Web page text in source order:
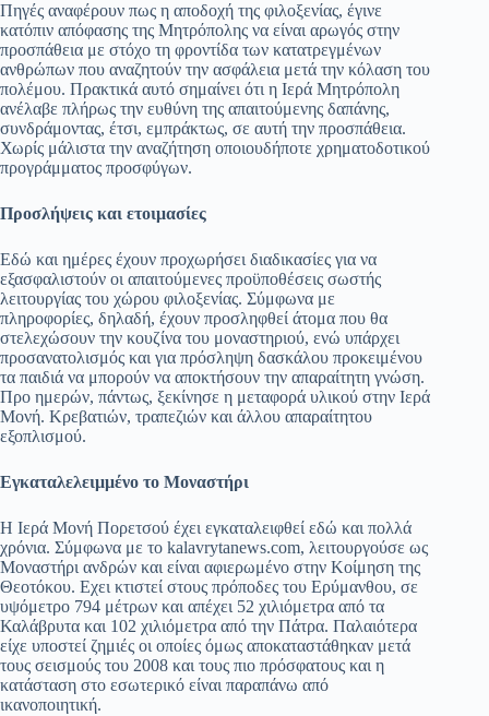
Πηγές αναφέρουν πως η αποδοχή της φιλοξενίας, έγινε
κατόπιν απόφασης της Μητρόπολης να είναι αρωγός στην
προσπάθεια με στόχο τη φροντίδα των κατατρεγμένων
ανθρώπων που αναζητούν την ασφάλεια μετά την κόλαση του
πολέμου. Πρακτικά αυτό σημαίνει ότι η Ιερά Μητρόπολη
ανέλαβε πλήρως την ευθύνη της απαιτούμενης δαπάνης,
συνδράμοντας, έτσι, εμπράκτως, σε αυτή την προσπάθεια.
Χωρίς μάλιστα την αναζήτηση οποιουδήποτε χρηματοδοτικού
προγράμματος προσφύγων.
Προσλήψεις και ετοιμασίες
Εδώ και ημέρες έχουν προχωρήσει διαδικασίες για να
εξασφαλιστούν οι απαιτούμενες προϋποθέσεις σωστής
λειτουργίας του χώρου φιλοξενίας. Σύμφωνα με
πληροφορίες, δηλαδή, έχουν προσληφθεί άτομα που θα
στελεχώσουν την κουζίνα του μοναστηριού, ενώ υπάρχει
προσανατολισμός και για πρόσληψη δασκάλου προκειμένου
τα παιδιά να μπορούν να αποκτήσουν την απαραίτητη γνώση.
Προ ημερών, πάντως, ξεκίνησε η μεταφορά υλικού στην Ιερά
Μονή. Κρεβατιών, τραπεζιών και άλλου απαραίτητου
εξοπλισμού.
Εγκαταλελειμμένο το Μοναστήρι
Η Ιερά Μονή Πορετσού έχει εγκαταλειφθεί εδώ και πολλά
χρόνια. Σύμφωνα με το kalavrytanews.com, λειτουργούσε ως
Μοναστήρι ανδρών και είναι αφιερωμένο στην Κοίμηση της
Θεοτόκου. Εχει κτιστεί στους πρόποδες του Ερύμανθου, σε
υψόμετρο 794 μέτρων και απέχει 52 χιλιόμετρα από τα
Καλάβρυτα και 102 χιλιόμετρα από την Πάτρα. Παλαιότερα
είχε υποστεί ζημιές οι οποίες όμως αποκαταστάθηκαν μετά
τους σεισμούς του 2008 και τους πιο πρόσφατους και η
κατάσταση στο εσωτερικό είναι παραπάνω από
ικανοποιητική.